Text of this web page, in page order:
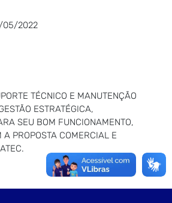
05/2022
TÉCNICO E MANUTENÇÃO
ESTRATÉGICA,
SEU BOM FUNCIONAMENTO,
A PROPOSTA COMERCIAL E